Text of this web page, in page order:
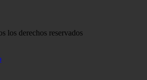
los derechos reservados